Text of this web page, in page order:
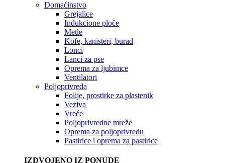
Domaćinstvo
Grejalice
Indukcione ploče
Metle
Kofe, kanisteri, burad
Lonci
Lanci za pse
Oprema za ljubimce
Ventilatori
Poljoprivreda
Folije, prostirke za plastenik
Veziva
Vreće
Poljoprivredne mreže
Oprema za poljoprivredu
Pastirice i oprema za pastirice
IZDVOJENO IZ PONUDE